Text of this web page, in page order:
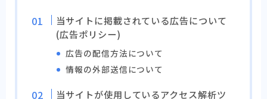
当サイトに掲載されている広告について
(広告ポリシー)
広告の配信方法について
情報の外部送信について
当サイトが使用しているアクセス解析ツ